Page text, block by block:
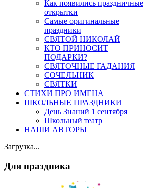
Как появились праздничные
открытки
Самые оригинальные
праздники
СВЯТОЙ НИКОЛАЙ
КТО ПРИНОСИТ
ПОДАРКИ?
СВЯТОЧНЫЕ ГАДАНИЯ
СОЧЕЛЬНИК
СВЯТКИ
СТИХИ ПРО ИМЕНА
ШКОЛЬНЫЕ ПРАЗДНИКИ
День Знаний 1 сентября
Школьный театр
НАШИ АВТОРЫ
Загрузка...
Для праздника